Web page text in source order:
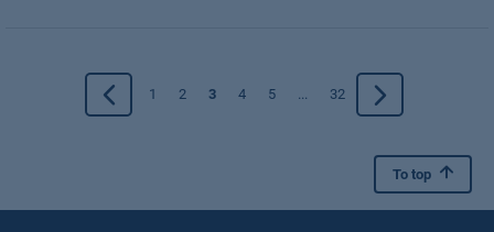
1 2 3 4 5 ... 32
To top